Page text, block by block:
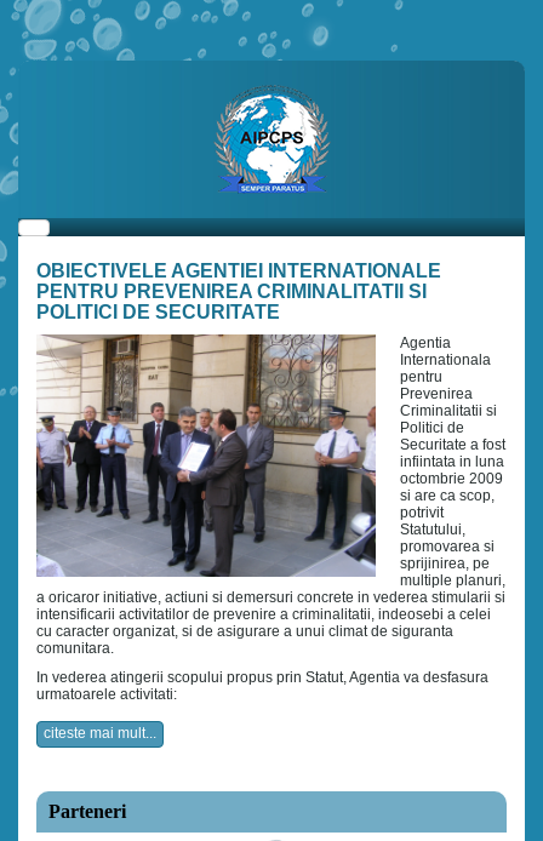
OBIECTIVELE AGENTIEI INTERNATIONALE
PENTRU PREVENIREA CRIMINALITATII SI
POLITICI DE SECURITATE
Agentia
Internationala
pentru
Prevenirea
Criminalitatii si
Politici de
Securitate a fost
infiintata in luna
octombrie 2009
si are ca scop,
potrivit
Statutului,
promovarea si
sprijinirea, pe
multiple planuri,
a oricaror initiative, actiuni si demersuri concrete in vederea stimularii si
intensificarii activitatilor de prevenire a criminalitatii, indeosebi a celei
cu caracter organizat, si de asigurare a unui climat de siguranta
comunitara.
In vederea atingerii scopului propus prin Statut, Agentia va desfasura
urmatoarele activitati:
citeste mai mult...
Parteneri